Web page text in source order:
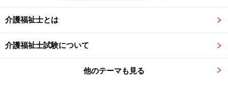
介護福祉士とは
介護福祉士試験について
他のテーマも見る